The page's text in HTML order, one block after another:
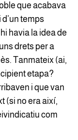
que acabava
temps
havia la idea de
drets per a
Tanmateix (ai,
etapa?
i que van
(si no era així,
com